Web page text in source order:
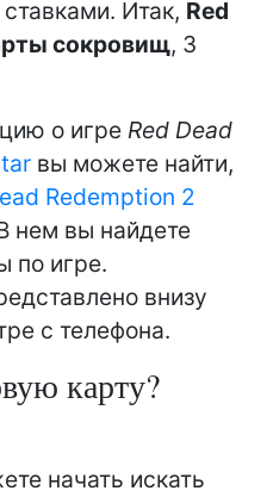
Итак, Red
сокровищ, 3
о игре Red Dead
вы можете найти,
Redemption 2
нем вы найдете
по игре.
внизу
с телефона.
карту?
начать искать